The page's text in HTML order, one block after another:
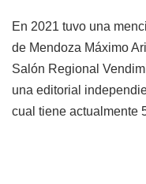
En 2021 tuvo una
de Mendoza Máximo
Salón Regional
una editorial
cual tiene actualmente